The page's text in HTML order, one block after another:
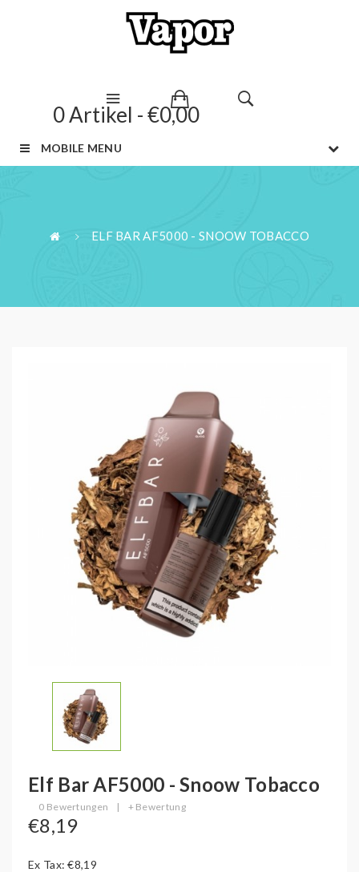
0 Artikel - €0,00
MOBILE MENU
ELF BAR AF5000 - SNOOW TOBACCO
Elf Bar AF5000 - Snoow Tobacco
0 Bewertungen | + Bewertung
€8,19
Ex Tax: €8,19